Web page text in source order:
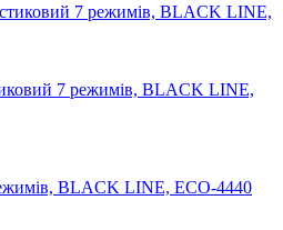
7 режимів, BLACK LINE,